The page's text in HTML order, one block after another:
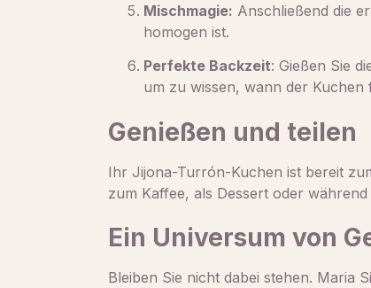
Mischmagie: Anschließend die
homogen ist.
Perfekte Backzeit: Gießen Sie
um zu wissen, wann der Kuchen
Genießen und teilen
Ihr Jijona-Turrón-Kuchen ist bereit
zum Kaffee, als Dessert oder
Ein Universum von
Bleiben Sie nicht dabei stehen. Maria